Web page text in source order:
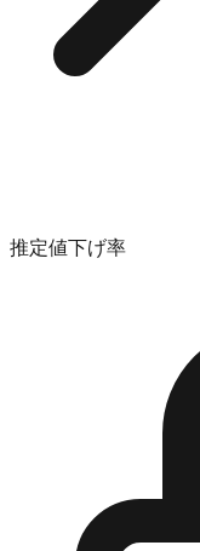
推定値下げ率